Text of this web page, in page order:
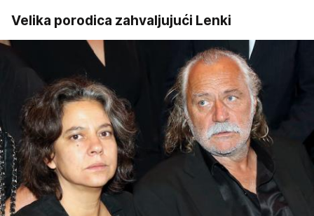
Velika porodica zahvaljujući Lenki